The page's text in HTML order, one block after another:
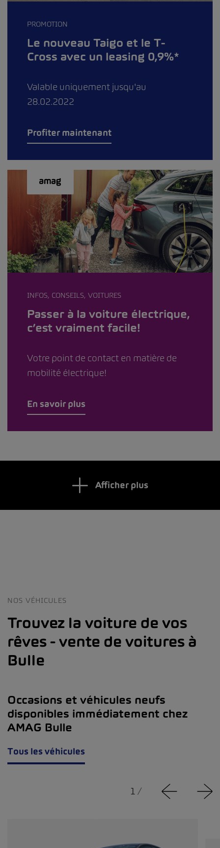
PROMOTION
Le nouveau Taigo et le T-
Cross avec un leasing 0,9%*
Valable uniquement jusqu'au
28.02.2022
Profiter maintenant
INFOS, CONSEILS, VOITURES
Passer à la voiture électrique,
c’est vraiment facile!
Votre point de contact en matière de
mobilité électrique!
En savoir plus
Afficher plus
NOS VÉHICULES
Trouvez la voiture de vos
rêves - vente de voitures à
Bulle
Occasions et véhicules neufs
disponibles immédiatement chez
AMAG Bulle
Tous les véhicules
1 /